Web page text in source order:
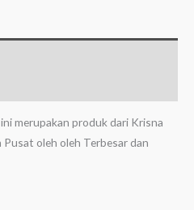
merupakan produk dari Krisna
Pusat oleh oleh Terbesar dan